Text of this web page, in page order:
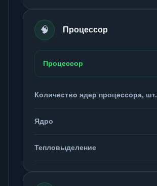
🧠 Процессор
Процессор
Количество ядер процессора, шт.
Ядро
Тепловыделение